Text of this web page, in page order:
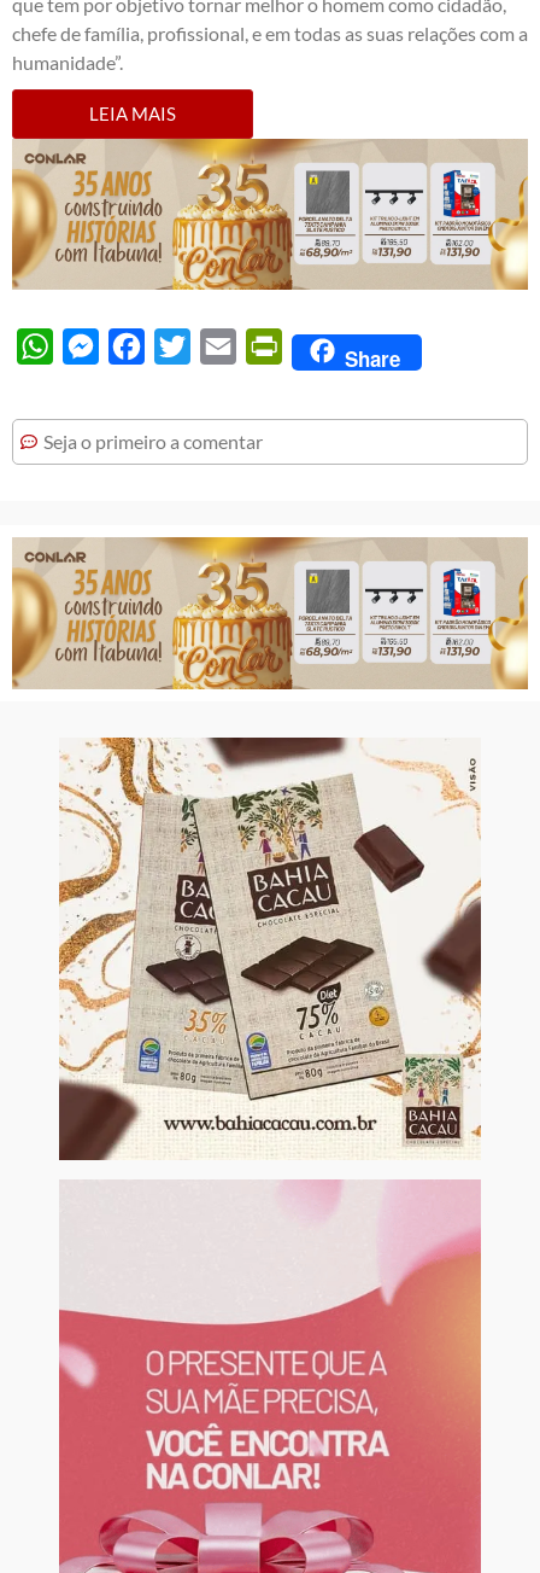
chefe de família, profissional, e em todas as suas relações com a
humanidade”.
LEIA MAIS
WhatsAppMessengerFacebook
Twitter Email PrintFriendly
Share
Seja o primeiro a comentar